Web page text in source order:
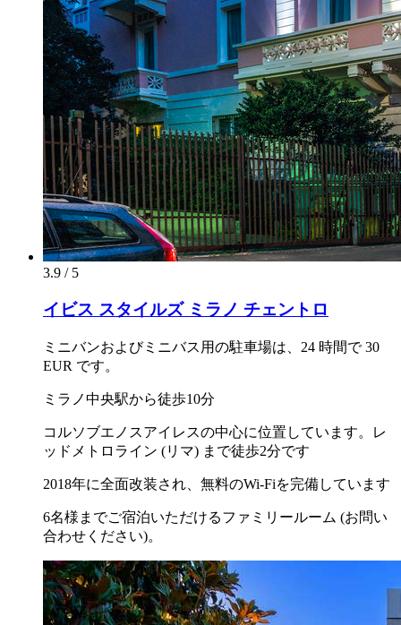
3.9 / 5
イビス スタイルズ ミラノ チェントロ
ミニバンおよびミニバス用の駐車場は、24 時間で 30
EUR です。
ミラノ中央駅から徒歩10分
コルソブエノスアイレスの中心に位置しています。レ
ッドメトロライン (リマ) まで徒歩2分です
2018年に全面改装され、無料のWi-Fiを完備しています
6名様までご宿泊いただけるファミリールーム (お問い
合わせください)。